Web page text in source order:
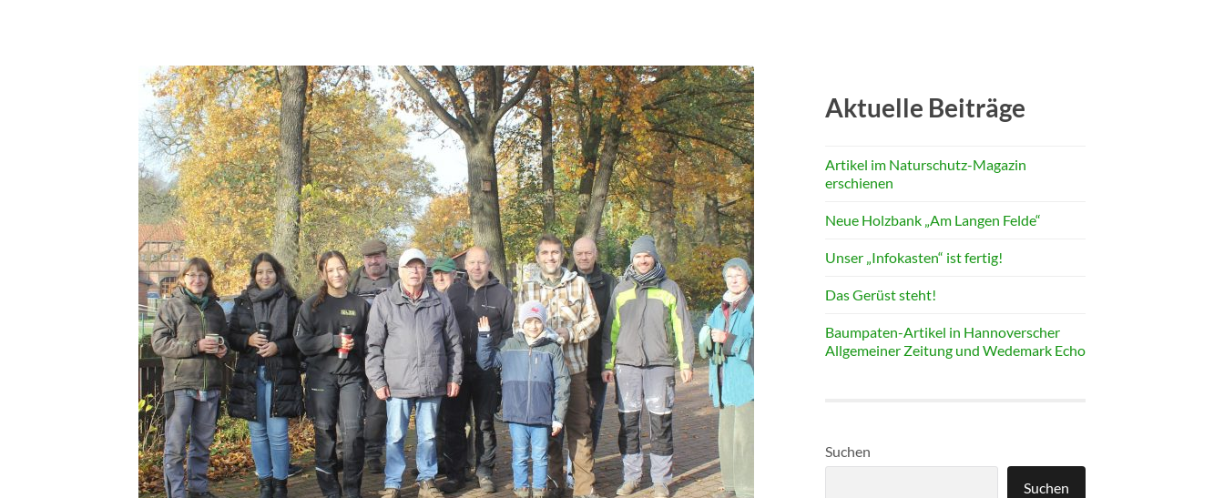
Aktuelle Beiträge
Artikel im Naturschutz-Magazin
erschienen
Neue Holzbank „Am Langen Felde“
Unser „Infokasten“ ist fertig!
Das Gerüst steht!
Baumpaten-Artikel in Hannoverscher
Allgemeiner Zeitung und Wedemark Echo
Suchen
Suchen